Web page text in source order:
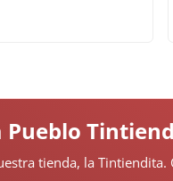
Pueblo
tienda, la